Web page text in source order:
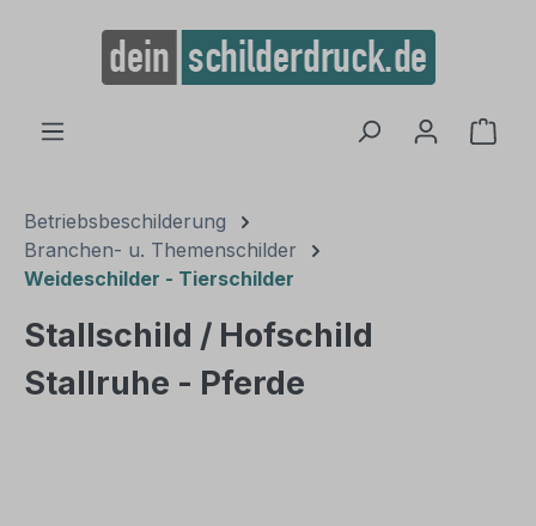
springen
Betriebsbeschilderung
Branchen- u. Themenschilder
Weideschilder - Tierschilder
Stallschild / Hofschild
Stallruhe - Pferde